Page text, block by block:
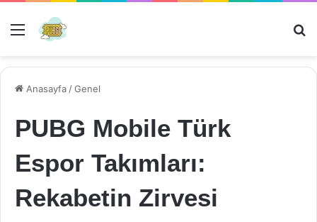
Menü
Anasayfa /Genel
PUBG Mobile Türk
Espor Takımları:
Rekabetin Zirvesi